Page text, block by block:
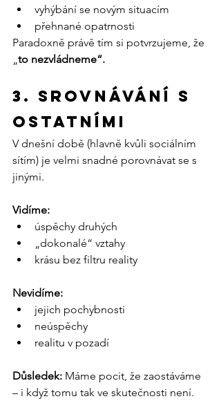
vyhýbání se novým situacím
přehnané opatrnosti
Paradoxně právě tím si potvrzujeme, že
„to nezvládneme“.
3. Srovnávání s
ostatními
V dnešní době (hlavně kvůli sociálním
sítím) je velmi snadné porovnávat se s
jinými.
Vidíme:
úspěchy druhých
„dokonalé“ vztahy
krásu bez filtru reality
Nevidíme:
jejich pochybnosti
neúspěchy
realitu v pozadí
Důsledek: Máme pocit, že zaostáváme
– i když tomu tak ve skutečnosti není.